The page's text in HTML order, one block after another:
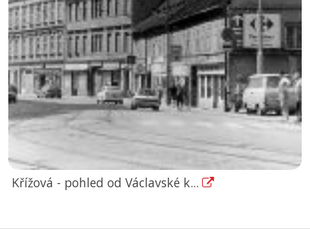
Křížová - pohled od Václavské k...